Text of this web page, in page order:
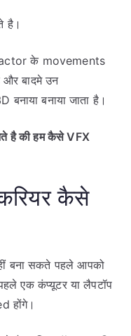
है।
actor के movements
और बादमे उन
बनाया जाता है।
है की हम कैसे VFX
कैसे
बना सकते पहले आपको
एक कंप्यूटर या लैपटॉप
होंगे।